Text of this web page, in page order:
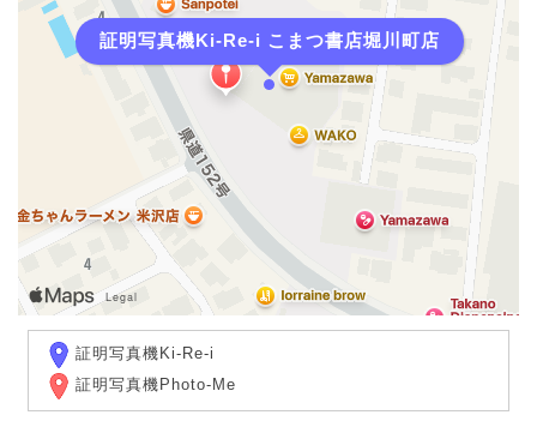
証明写真機Ki-Re-i こまつ書店堀川町店
証明写真機Ki-Re-i
証明写真機Photo-Me